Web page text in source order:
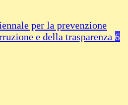
per la prevenzione
e della trasparenza 6